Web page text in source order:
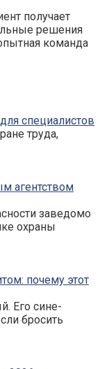
получает
решения
команда
специалистов
труда,
агентством
заведомо
охраны
почему этот
Его сине-
бросить